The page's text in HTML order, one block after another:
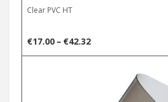
Clear PVC HT
€17.00 – €42.32Price
range:
through